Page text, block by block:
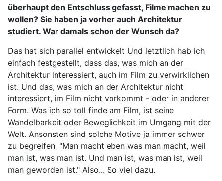
überhaupt den Entschluss gefasst, Filme machen zu
wollen? Sie haben ja vorher auch Architektur
studiert. War damals schon der Wunsch da?
Das hat sich parallel entwickelt Und letztlich hab ich
einfach festgestellt, dass das, was mich an der
Architektur interessiert, auch im Film zu verwirklichen
ist. Und das, was mich an der Architektur nicht
interessiert, im Film nicht vorkommt - oder in anderer
Form. Was ich so toll finde am Film, ist seine
Wandelbarkeit oder Beweglichkeit im Umgang mit der
Welt. Ansonsten sind solche Motive ja immer schwer
zu begreifen. "Man macht eben was man macht, weil
man ist, was man ist. Und man ist, was man ist, weil
man geworden ist." Also... So viel dazu.